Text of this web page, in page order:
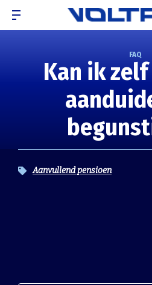
FAQ
Kan ik
Aanvullend pensioen